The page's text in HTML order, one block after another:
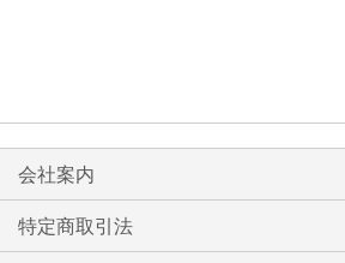
会社案内
特定商取引法